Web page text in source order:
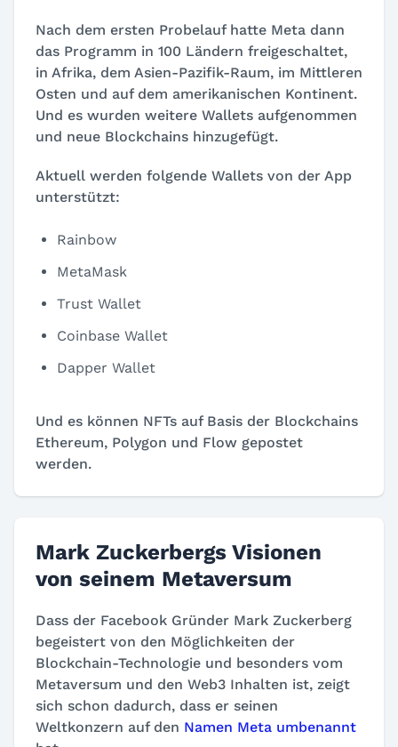
Nach dem ersten Probelauf hatte Meta dann
das Programm in 100 Ländern freigeschaltet,
in Afrika, dem Asien-Pazifik-Raum, im Mittleren
Osten und auf dem amerikanischen Kontinent.
Und es wurden weitere Wallets aufgenommen
und neue Blockchains hinzugefügt.
Aktuell werden folgende Wallets von der App
unterstützt:
Rainbow
MetaMask
Trust Wallet
Coinbase Wallet
Dapper Wallet
Und es können NFTs auf Basis der Blockchains
Ethereum, Polygon und Flow gepostet
werden.
Mark Zuckerbergs Visionen
von seinem Metaversum
Dass der Facebook Gründer Mark Zuckerberg
begeistert von den Möglichkeiten der
Blockchain-Technologie und besonders vom
Metaversum und den Web3 Inhalten ist, zeigt
sich schon dadurch, dass er seinen
Weltkonzern auf den Namen Meta umbenannt